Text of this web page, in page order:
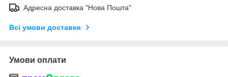
Адресна доставка "Нова Пошта"
Всі умови доставки
Умови оплати